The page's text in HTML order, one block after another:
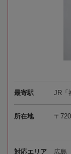
最寄駅 JR「
所在地 〒
対応エリア 広島